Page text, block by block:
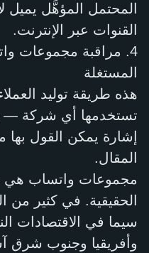
المحتمل المؤهَّل يميل
القنوات عبر الإنترنت.
4. مراقبة مجموعات
المستغلة
هذه طريقة توليد
تستخدمها أي شركة —
إشارة يمكن القول بها
المقال.
مجموعات واتساب هي
الحقيقية. في كثير من
سيما في الاقتصادات
وأفريقيا وجنوب شرق